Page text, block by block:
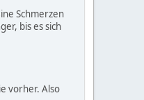
Schmerzen
bis es sich
vorher. Also